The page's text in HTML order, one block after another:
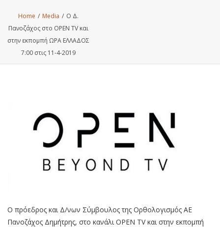
Home / Media / O Δ.
Πανοζάχος στο OPEN TV και
στην εκπομπή ΩΡΑ ΕΛΛAΔΟΣ
7:00 στις 11-4-2019
Ο πρόεδρος και Δ/νων Σύμβουλος της Ορθολογισμός ΑΕ
Πανοζάχος Δημήτρης, στο κανάλι OPEN TV και στην εκπομπή